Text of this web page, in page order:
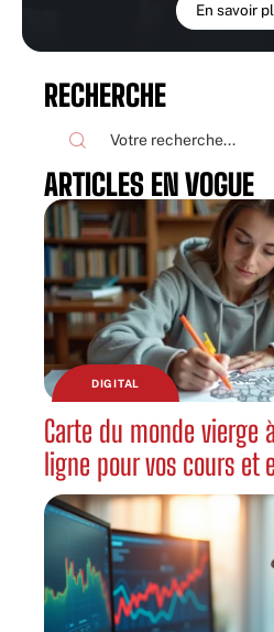
En savoir
RECHERCHE
ARTICLES EN VOGUE
DIGITAL
Carte du monde vierge
ligne pour vos cours et